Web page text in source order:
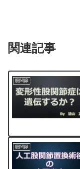
関連記事
股関節
股関節